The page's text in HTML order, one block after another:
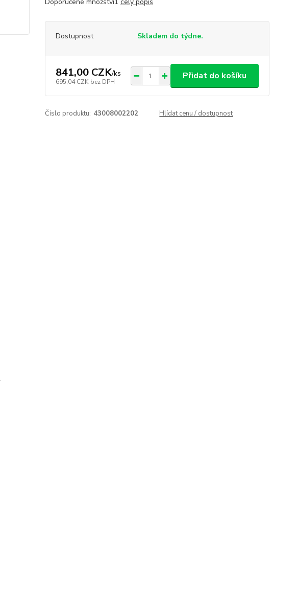
Dostupnost Skladem do týdne.
841,00 CZK/ks
695,04 CZK bez DPH
Přidat do košíku
Číslo produktu: 43008002202 Hlídat cenu / dostupnost